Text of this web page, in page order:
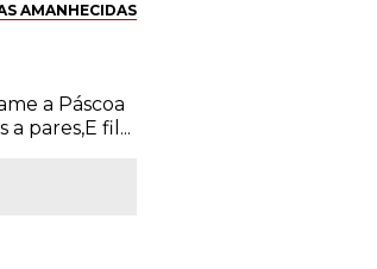
AMANHECIDAS
a Páscoa
pares,E fil...